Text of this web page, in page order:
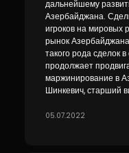
дальнейшему
Азербайджана.
игроков на мировых
рынок
такого рода сделок
продолжает
маржинирование в
Шинкевич, старший
05.07.2022